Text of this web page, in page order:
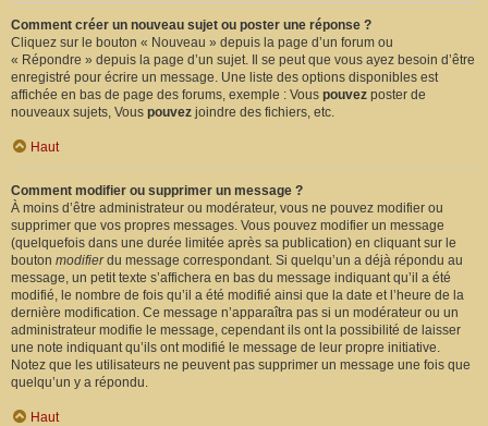
Comment créer un nouveau sujet ou poster une réponse ?
Cliquez sur le bouton « Nouveau » depuis la page d’un forum ou
« Répondre » depuis la page d’un sujet. Il se peut que vous ayez besoin d’être
enregistré pour écrire un message. Une liste des options disponibles est
affichée en bas de page des forums, exemple : Vous pouvez poster de
nouveaux sujets, Vous pouvez joindre des fichiers, etc.
Haut
Comment modifier ou supprimer un message ?
À moins d’être administrateur ou modérateur, vous ne pouvez modifier ou
supprimer que vos propres messages. Vous pouvez modifier un message
(quelquefois dans une durée limitée après sa publication) en cliquant sur le
bouton modifierdu message correspondant. Si quelqu’un a déjà répondu au
message, un petit texte s’affichera en bas du message indiquant qu’il a été
modifié, le nombre de fois qu’il a été modifié ainsi que la date et l’heure de la
dernière modification. Ce message n’apparaîtra pas si un modérateur ou un
administrateur modifie le message, cependant ils ont la possibilité de laisser
une note indiquant qu’ils ont modifié le message de leur propre initiative.
Notez que les utilisateurs ne peuvent pas supprimer un message une fois que
quelqu’un y a répondu.
Haut